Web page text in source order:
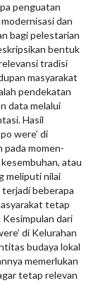
penguatan
dan
bagi pelestarian
bentuk
tradisi
masyarakat
pendekatan
data melalui
Hasil
were’ di
pada momen-
atau
meliputi nilai
terjadi beberapa
tetap
dari
di Kelurahan
budaya lokal
memerlukan
tetap relevan